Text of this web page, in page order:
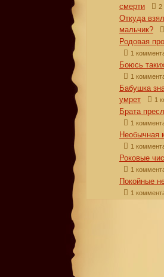
смерти
2
Откуда
мальчик?
Родовая
1
Боюсь
1
Бабушка
умрет
1
Брата
1
Необычная
1
Роковые
1
Покойные
1